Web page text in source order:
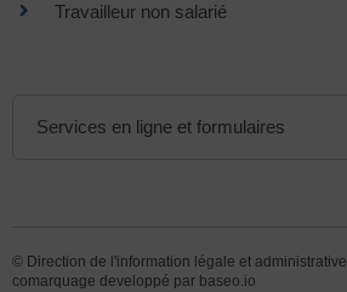
Travailleur non salarié
Services en ligne et formulaires
© Direction de l'information légale et administrative
comarquage developpé par baseo.io